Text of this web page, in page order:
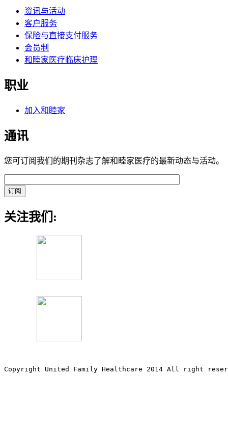
资讯与活动
客户服务
保险与直接支付服务
会员制
和睦家医疗临床护理
职业
加入和睦家
通讯
您可订阅我们的期刊杂志了解和睦家医疗的最新动态与活动。
关注我们:
Copyright United Family Healthcare 2014 All right